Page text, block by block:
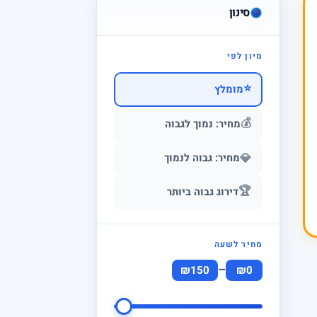
סינון
מיון לפי
⭐מומלץ
💰מחיר: נמוך לגבוה
💎מחיר: גבוה לנמוך
🏆דירוג גבוה ביותר
מחיר לשעה
₪0
–
₪150